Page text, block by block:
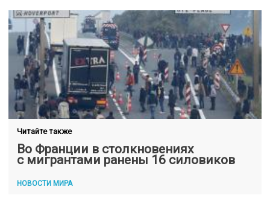
Читайте также
Во Франции в столкновениях
с мигрантами ранены 16 силовиков
НОВОСТИ МИРА